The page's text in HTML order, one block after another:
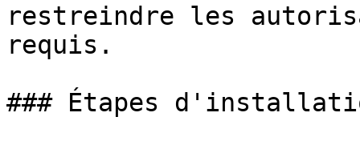
restreindre les
requis.
### Étapes